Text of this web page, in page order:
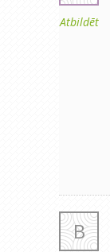
Atbildēt
B